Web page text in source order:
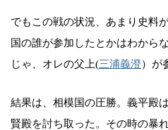
でもこの戦の状況、あまり史
国の誰が参加したとかはわから
じゃ、オレの父上(三浦義澄）が
結果は、相模国の圧勝。義平殿
賢殿を討ち取った。その時の暴